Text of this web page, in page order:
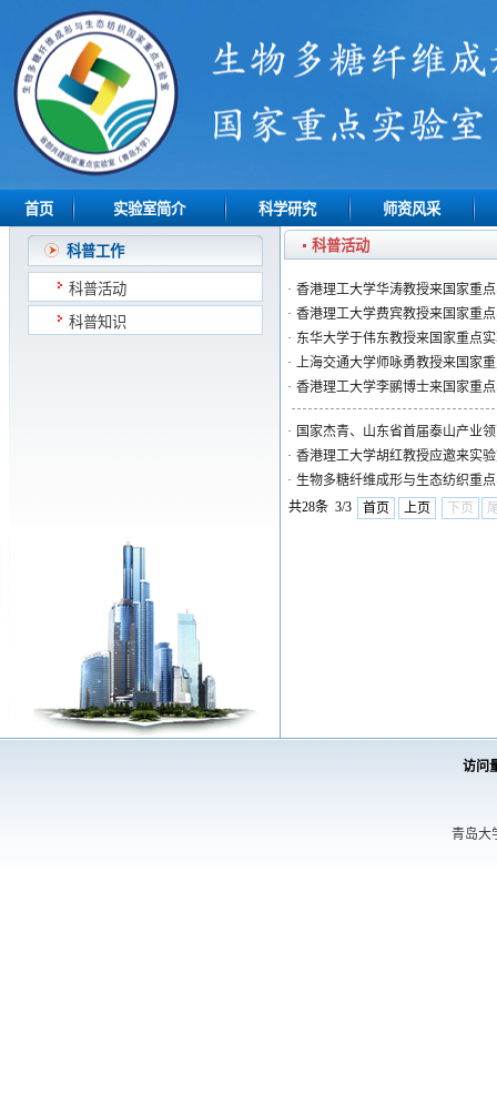
首页 实验室简介 科学研究 师资风采
科普工作
科普活动
科普知识
科普活动
· 香港理工大学华涛教授来国家重
· 香港理工大学费宾教授来国家重
· 东华大学于伟东教授来国家重点
· 上海交通大学师咏勇教授来国家
· 香港理工大学李鹂博士来国家重
· 国家杰青、山东省首届泰山产业
· 香港理工大学胡红教授应邀来实
· 生物多糖纤维成形与生态纺织重
共28条 3/3
首页 上页 下页
访问
青岛大